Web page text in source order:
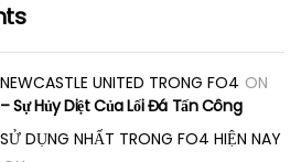
UNITED TRONG FO4 ON
Hủy Diệt Của Lối Đá Tấn Công
DỤNG NHẤT TRONG FO4 HIỆN NAY